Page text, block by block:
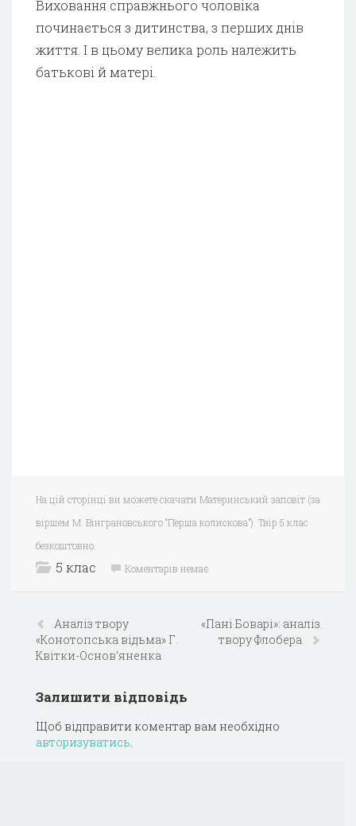
Виховання справжнього чоловіка
починається з дитинства, з перших днів
життя. І в цьому велика роль належить
батькові й матері.
На цій сторінці ви можете скачати Материнський заповіт (за
віршем М. Вінграновського “Перша колискова”). Твір 5 клас
безкоштовно.
5 клас Коментарів немає
Аналіз твору
«Конотопська відьма» Г.
Квітки-Основ’яненка
«Пані Боварі»: аналіз
твору Флобера
Залишити відповідь
Щоб відправити коментар вам необхідно
авторизуватись.